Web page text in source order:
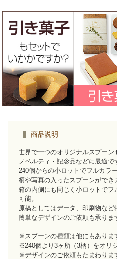
商品説明
世界で一つのオリジナルスプーン
ノベルティ・記念品などに最適で
240個からの小ロットでフルカラ
柄や写真の入ったスプーンができ
箱の内側にも同じく小ロットで
可能。
原稿としてはデータ、印刷物など
簡単なデザインのご依頼も承りま
※スプーンの種類は他にもありま
※240個より3ヶ所（3柄）をオリ
※デザインのご依頼もたまわりま